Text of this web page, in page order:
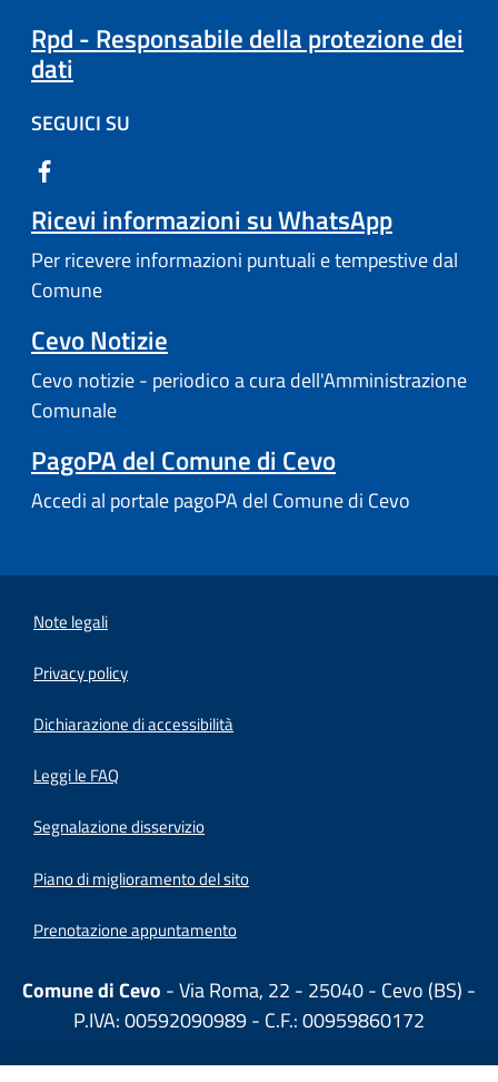
Rpd - Responsabile della protezione dei
dati
SEGUICI SU
Ricevi informazioni su WhatsApp
Per ricevere informazioni puntuali e tempestive dal
Comune
Cevo Notizie
Cevo notizie - periodico a cura dell'Amministrazione
Comunale
PagoPA del Comune di Cevo
Accedi al portale pagoPA del Comune di Cevo
Note legali
Privacy policy
Dichiarazione di accessibilità
Leggi le FAQ
Segnalazione disservizio
Piano di miglioramento del sito
Prenotazione appuntamento
Comune di Cevo - Via Roma, 22 - 25040 - Cevo (BS) -
P.IVA: 00592090989 - C.F.: 00959860172